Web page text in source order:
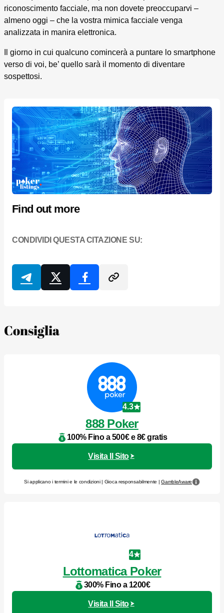
riconoscimento facciale, ma non dovete preoccuparvi –
almeno oggi – che la vostra mimica facciale venga
analizzata in manira elettronica.
Il giorno in cui qualcuno comincerà a puntare lo smartphone
verso di voi, be’ quello sarà il momento di diventare
sospettosi.
Find out more
CONDIVIDI QUESTA CITAZIONE SU:
Consiglia
4.3
888 Poker
100% Fino a 500€ e 8€ gratis
Visita Il Sito
Si applicano i termini e le condizioni | Gioca responsabilmente |GambleAware
4
Lottomatica Poker
300% Fino a 1200€
Visita Il Sito